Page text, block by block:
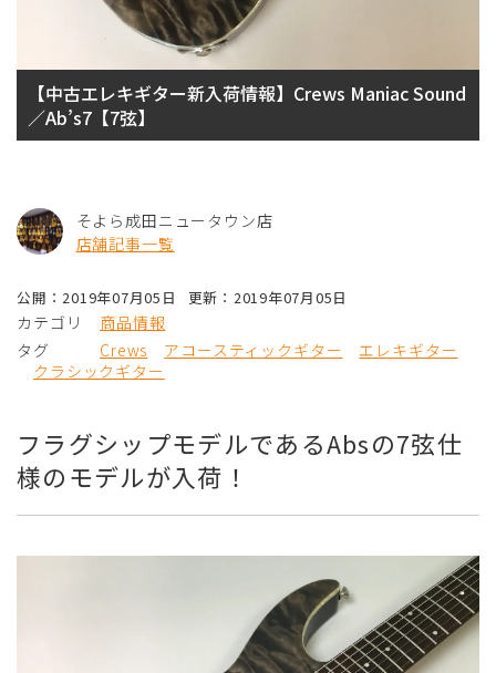
【中古エレキギター新入荷情報】Crews Maniac Sound
／Ab’s7【7弦】
そよら成田ニュータウン店
店舗記事一覧
公開：2019年07月05日 更新：2019年07月05日
カテゴリ
商品情報
タグ
Crews アコースティックギター
エレキギター
クラシックギター
フラグシップモデルであるAbsの7弦仕
様のモデルが入荷！